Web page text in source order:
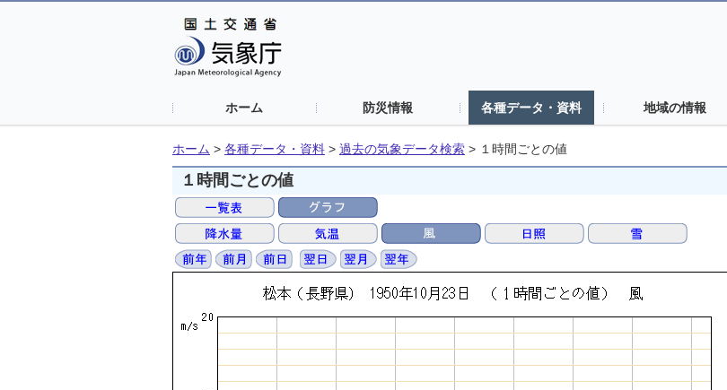
ホーム 防災情報 各種データ・資料 地域の情報
ホーム > 各種データ・資料 > 過去の気象データ検索 > １時間ごとの値
１時間ごとの値